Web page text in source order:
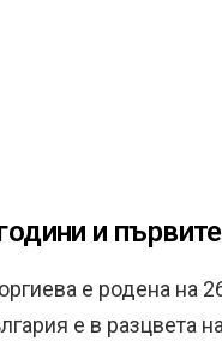
и
е родена на
е в разцвета